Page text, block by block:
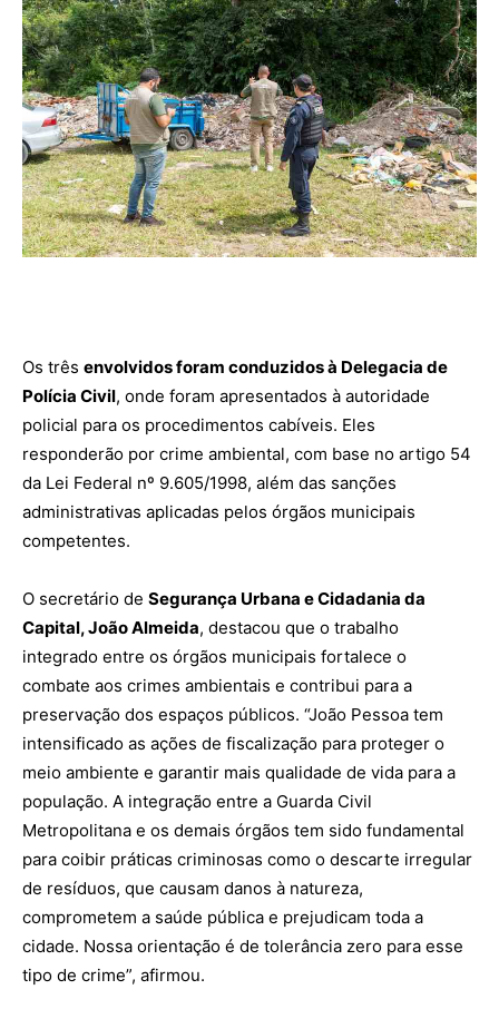
Os três envolvidos foram conduzidos à Delegacia de
Polícia Civil, onde foram apresentados à autoridade
policial para os procedimentos cabíveis. Eles
responderão por crime ambiental, com base no artigo 54
da Lei Federal nº 9.605/1998, além das sanções
administrativas aplicadas pelos órgãos municipais
competentes.
O secretário de Segurança Urbana e Cidadania da
Capital, João Almeida, destacou que o trabalho
integrado entre os órgãos municipais fortalece o
combate aos crimes ambientais e contribui para a
preservação dos espaços públicos. “João Pessoa tem
intensificado as ações de fiscalização para proteger o
meio ambiente e garantir mais qualidade de vida para a
população. A integração entre a Guarda Civil
Metropolitana e os demais órgãos tem sido fundamental
para coibir práticas criminosas como o descarte irregular
de resíduos, que causam danos à natureza,
comprometem a saúde pública e prejudicam toda a
cidade. Nossa orientação é de tolerância zero para esse
tipo de crime”, afirmou.